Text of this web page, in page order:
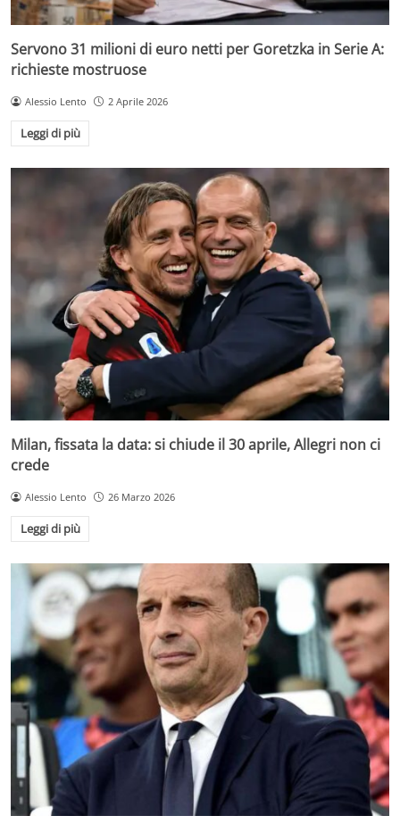
Servono 31 milioni di euro netti per Goretzka in Serie A:
richieste mostruose
Alessio Lento 2 Aprile 2026
Leggi di più
Milan, fissata la data: si chiude il 30 aprile, Allegri non ci
crede
Alessio Lento 26 Marzo 2026
Leggi di più